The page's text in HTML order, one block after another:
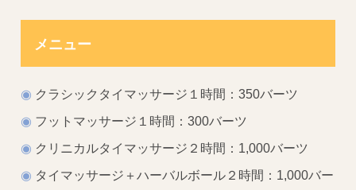
メニュー
◉ クラシックタイマッサージ１時間：350バーツ
◉ フットマッサージ１時間：300バーツ
◉ クリニカルタイマッサージ２時間：1,000バーツ
◉ タイマッサージ＋ハーバルボール２時間：1,000バー